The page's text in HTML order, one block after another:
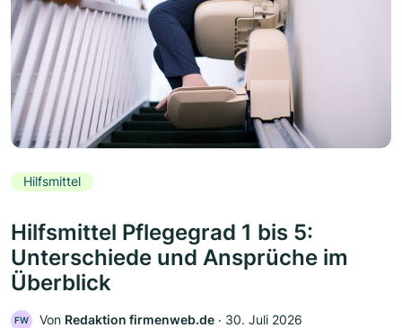
Hilfsmittel
Hilfsmittel Pflegegrad 1 bis 5:
Unterschiede und Ansprüche im
Überblick
FW Von Redaktion firmenweb.de ‧ 30. Juli 2026